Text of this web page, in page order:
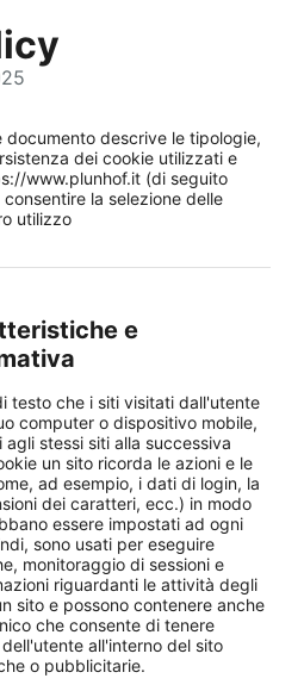
documento descrive le tipologie,
dei cookie utilizzati e
www.plunhof.it (di seguito
la selezione delle
utilizzo
e
testo che i siti visitati dall'utente
computer o dispositivo mobile,
stessi siti alla successiva
un sito ricorda le azioni e le
ad esempio, i dati di login, la
dei caratteri, ecc.) in modo
essere impostati ad ogni
sono usati per eseguire
monitoraggio di sessioni e
riguardanti le attività degli
sito e possono contenere anche
che consente di tenere
all'interno del sito
o pubblicitarie.